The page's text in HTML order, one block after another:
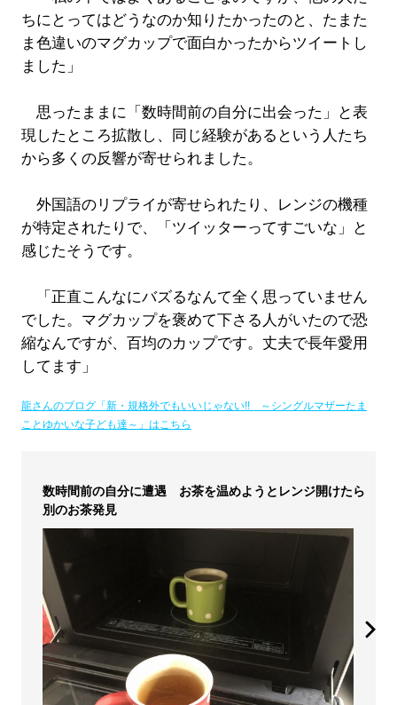
ちにとってはどうなのか知りたかったのと、たまた
ま色違いのマグカップで面白かったからツイートし
ました」
思ったままに「数時間前の自分に出会った」と表
現したところ拡散し、同じ経験があるという人たち
から多くの反響が寄せられました。
外国語のリプライが寄せられたり、レンジの機種
が特定されたりで、「ツイッターってすごいな」と
感じたそうです。
「正直こんなにバズるなんて全く思っていません
でした。マグカップを褒めて下さる人がいたので恐
縮なんですが、百均のカップです。丈夫で長年愛用
してます」
龍さんのブログ「新・規格外でもいいじゃない!! ～シングルマザーたま
ことゆかいな子ども達～」はこちら
数時間前の自分に遭遇 お茶を温めようとレンジ開けたら
別のお茶発見